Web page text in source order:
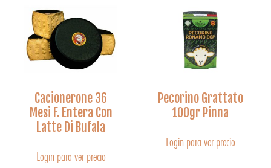
Cacionerone 36
Mesi F. Entera Con
Latte Di Bufala
Login para ver precio
Pecorino Grattato
100gr Pinna
Login para ver precio